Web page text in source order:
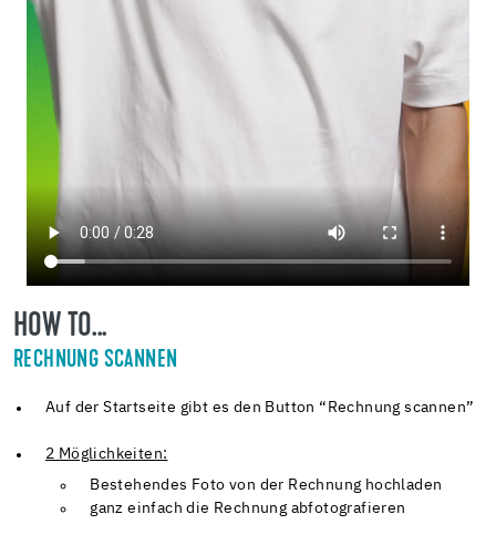
HOW TO...
RECHNUNG SCANNEN
Auf der Startseite gibt es den Button “Rechnung scannen”
2 Möglichkeiten:
Bestehendes Foto von der Rechnung hochladen
ganz einfach die Rechnung abfotografieren